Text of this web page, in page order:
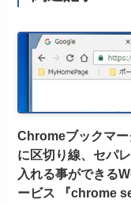
Chromeブックマー
に区切り線、セパ
入れる事ができる
ービス 『chrome